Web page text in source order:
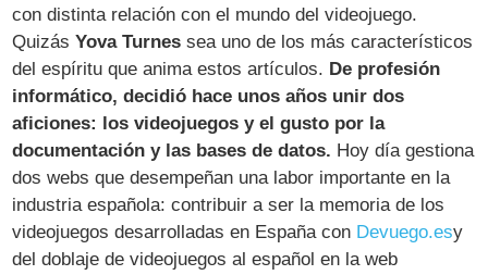
con distinta relación con el mundo del videojuego.
QuizásYova Turnes sea uno de los más característicos
del espíritu que anima estos artículos. De profesión
informático, decidió hace unos años unir dos
aficiones: los videojuegos y el gusto por la
documentación y las bases de datos. Hoy día gestiona
dos webs que desempeñan una labor importante en la
industria española: contribuir a ser la memoria de los
videojuegos desarrolladas en España con Devuego.esy
del doblaje de videojuegos al español en la web